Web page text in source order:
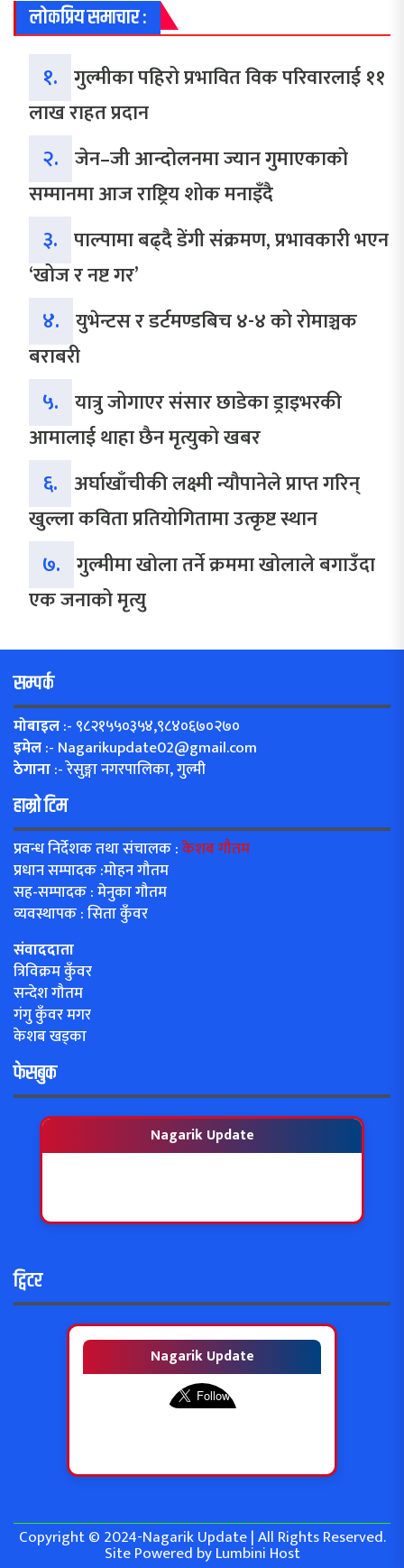
लोकप्रिय समाचार :
१. गुल्मीका पहिरो प्रभावित विक परिवारलाई ११
लाख राहत प्रदान
२. जेन–जी आन्दोलनमा ज्यान गुमाएकाको
सम्मानमा आज राष्ट्रिय शोक मनाइँदै
३. पाल्पामा बढ्दै डेंगी संक्रमण, प्रभावकारी भएन
‘खोज र नष्ट गर’
४. युभेन्टस र डर्टमण्डबिच ४-४ को रोमाञ्चक
बराबरी
५. यात्रु जोगाएर संसार छाडेका ड्राइभरकी
आमालाई थाहा छैन मृत्युको खबर
६. अर्घाखाँचीकी लक्ष्मी न्यौपानेले प्राप्त गरिन्
खुल्ला कविता प्रतियोगितामा उत्कृष्ट स्थान
७. गुल्मीमा खोला तर्ने क्रममा खोलाले बगाउँदा
एक जनाको मृत्यु
सम्पर्क
मोबाइल:- ९८२१५५०३५४,९८४०६७०२७०
इमेल:- Nagarikupdate02@gmail.com
ठेगाना:- रेसुङ्गा नगरपालिका, गुल्मी
हाम्रो टिम
प्रवन्ध निर्देशक तथा संचालक :केशब गौतम
प्रधान सम्पादक :मोहन गौतम
सह-सम्पादक : मेनुका गौतम
व्यवस्थापक : सिता कुँवर
संवाददाता
त्रिविक्रम कुँवर
सन्देश गौतम
गंगु कुँवर मगर
केशब खड्का
फेसबुक
Nagarik Update
ट्विटर
Nagarik Update
Copyright © 2024-Nagarik Update | All Rights Reserved.
Site Powered byLumbini Host